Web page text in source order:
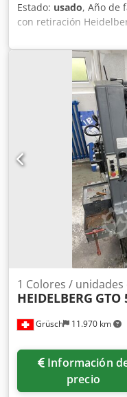
Estado: usado, Año de
con retiración
Afdsa Año de
(millones): 247 Mando
Marcador Preset -
- Control de doble
Cuerpos de impresión
impresión: 8 -
Sistema de mojado
de rodillos - Equipo
Equipo de lavado
Grupo mojador con
Technotrans Salida -
Grüsch 11.970 km
1 Colores /
HEIDELBERG GTO
Información de
precio